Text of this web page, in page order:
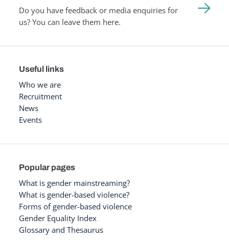
Do you have feedback or media enquiries for
us? You can leave them here.
Useful links
Who we are
Recruitment
News
Events
Popular pages
What is gender mainstreaming?
What is gender-based violence?
Forms of gender-based violence
Gender Equality Index
Glossary and Thesaurus